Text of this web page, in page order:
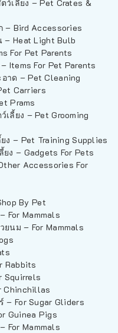
เลี้ยง – Pet Crates &
– Bird Accessories
– Heat Light Bulb
For Pet Parents
Items For Pet Parents
าด – Pet Cleaning
Carriers
Prams
ลี้ยง – Pet Grooming
ง – Pet Training Supplies
ยง – Gadgets For Pets
Accessories For
By Pet
For Mammals
ยนม – For Mammals
Rabbits
Squirrels
Chinchillas
– For Sugar Gliders
Guinea Pigs
For Mammals